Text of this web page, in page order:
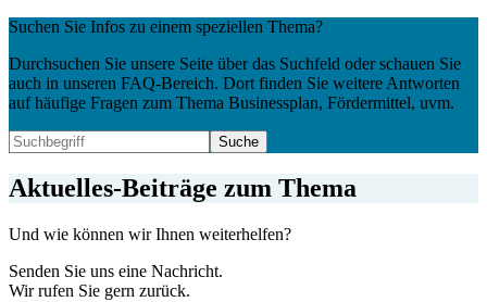
Suchen Sie Infos zu einem speziellen Thema?
Durchsuchen Sie unsere Seite über das Suchfeld oder schauen Sie
auch in unseren FAQ-Bereich. Dort finden Sie weitere Antworten
auf häufige Fragen zum Thema Businessplan, Fördermittel, uvm.
Aktuelles-Beiträge zum Thema
Und wie können wir Ihnen weiterhelfen?
Senden Sie uns eine Nachricht.
Wir rufen Sie gern zurück.